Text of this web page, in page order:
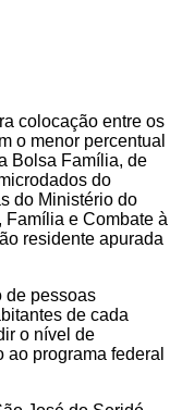
colocação entre os
o menor percentual
Bolsa Família, de
do
do Ministério do
e Combate à
residente apurada
de pessoas
de cada
o nível de
programa federal